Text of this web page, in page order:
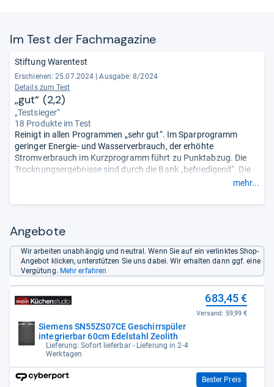
Im Test der Fach­ma­ga­zine
Stiftung Warentest
Erschienen: 25.07.2024
Ausgabe: 8/2024
Details zum Test
„gut“ (2,2)
„Testsieger“
18 Produkte im Test
Reinigt in allen Programmen „sehr gut“. Im Sparprogramm
geringer Energie- und Wasserverbrauch, der erhöhte
Stromverbrauch im Kurzprogramm führt zu Punktabzug. Die
Trocknungsergebnisse sind durch die Bank „befriedigend“. Die
Dauer des Spülvorgangs im Eco-Programm strapaziert die
rundum „gut“.- Zusammengefasst durch unsere Redaktion.
mehr...
Angebote
Wir arbeiten unabhängig und neutral. Wenn Sie auf ein verlinktes Shop-
Angebot klicken, unterstützen Sie uns dabei. Wir erhalten dann ggf. eine
Vergütung. Mehr erfahren
Siemens SN55ZS07CE Geschirrspüler
integrierbar 60cm Edelstahl Zeolith
Lieferung: Sofort lieferbar - Lieferung in 2-4
Werktagen
683,45 €
Versand: 59,99 €
Bester Preis
699,00 €